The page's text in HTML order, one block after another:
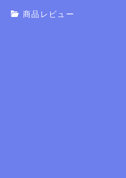
商品レビュー